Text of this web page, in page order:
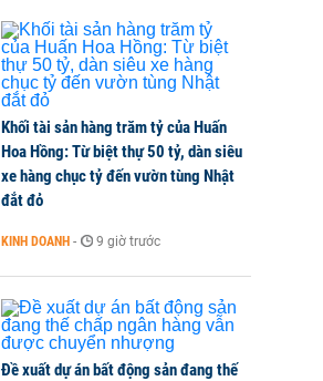
Khối tài sản hàng trăm tỷ của Huấn
Hoa Hồng: Từ biệt thự 50 tỷ, dàn siêu
xe hàng chục tỷ đến vườn tùng Nhật
đắt đỏ
KINH DOANH - 9 giờ trước
Đề xuất dự án bất động sản đang thế